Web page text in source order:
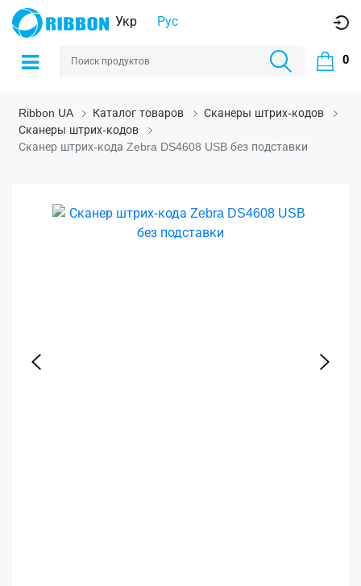
Укр Рус
0
Ribbon UA Каталог товаров
Сканеры штрих-кодов
Сканеры штрих-кодов
Сканер штрих-кода Zebra DS4608 USB без подставки